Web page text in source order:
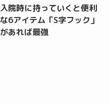
入院時に持っていくと便利
な6アイテム「S字フック」
があれば最強